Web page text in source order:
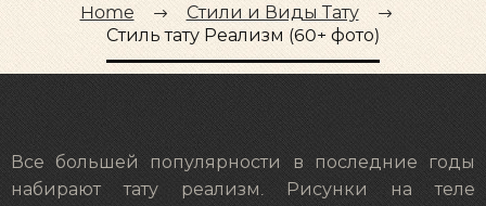
Home
Стили и Виды Тату
Стиль тату Реализм (60+ фото)
Все большей популярности в последние годы
набирают тату реализм. Рисунки на теле